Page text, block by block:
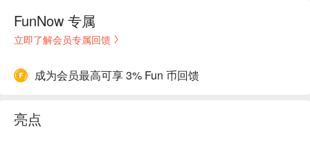
FunNow 专属
立即了解会员专属回馈
成为会员最高可享 3% Fun 币回馈
亮点